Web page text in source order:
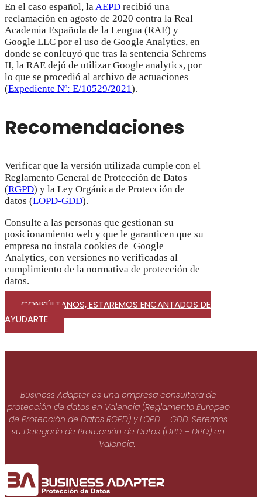
En el caso español, la AEPD recibió una
reclamación en agosto de 2020 contra la Real
Academia Española de la Lengua (RAE) y
Google LLC por el uso de Google Analytics, en
donde se conlcuyó que tras la sentencia Schrems
II, la RAE dejó de utilizar Google analytics, por
lo que se procedió al archivo de actuaciones
(Expediente Nº: E/10529/2021).
Recomendaciones
Verificar que la versión utilizada cumple con el
Reglamento General de Protección de Datos
(RGPD) y la Ley Orgánica de Protección de
datos (LOPD-GDD).
Consulte a las personas que gestionan su
posicionamiento web y que le garanticen que su
empresa no instala cookies de Google
Analytics, con versiones no verificadas al
cumplimiento de la normativa de protección de
datos.
CONSÚLTANOS, ESTAREMOS ENCANTADOS DE
AYUDARTE
Business Adapter es una empresa consultora de
protección de datos en Valencia (Reglamento Europeo
de Protección de Datos RGPD) y LOPD – GDD. Seremos
su Delegado de Protección de Datos (DPD – DPO) en
Valencia.